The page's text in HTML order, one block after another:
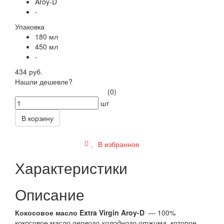
-
Упаковка
180 мл
450 мл
-
434 руб.
Нашли дешевле?
(0)
шт
В корзину
В избранное
Характеристики
Описание
Кокосовое масло Extra Virgin Aroy-D — 100%